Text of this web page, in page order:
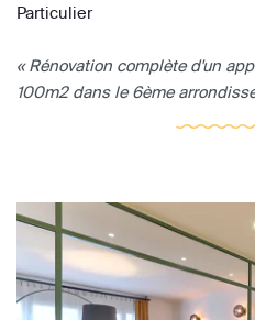
Particulier
« Rénovation complète d'un
100m2 dans le 6ème